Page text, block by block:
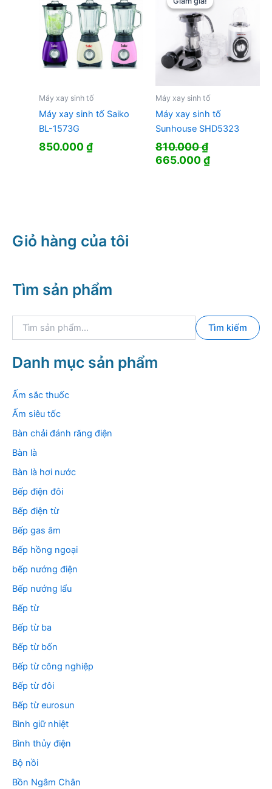
Máy xay sinh tố
Máy xay sinh tố Saiko
BL-1573G
850.000₫
Máy xay sinh tố
Máy xay sinh tố
Sunhouse SHD5323
810.000₫
Giá
665.000₫Giá
Giỏ hàng của tôi
Tìm sản phẩm
k
i
m
Tìm kiếm
Danh mục sản phẩm
Ấm sắc thuốc
Ấm siêu tốc
Bàn chải đánh răng điện
Bàn là
Bàn là hơi nước
Bếp điện đôi
Bếp điện từ
Bếp gas âm
Bếp hồng ngoại
bếp nướng điện
Bếp nướng lẩu
Bếp từ
Bếp từ ba
Bếp từ bốn
Bếp từ công nghiệp
Bếp từ đôi
Bếp từ eurosun
Bình giữ nhiệt
Bình thủy điện
Bộ nồi
Bồn Ngâm Chân